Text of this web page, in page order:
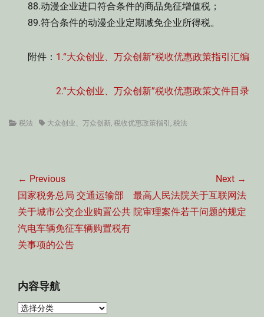
88.动漫企业进口符合条件的商品免征增值税；
89.符合条件的动漫企业定期减免企业所得税。
附件： 1.“大众创业、万众创新”税收优惠政策指引汇编
2.“大众创业、万众创新”税收优惠政策文件目录
Categories
税法 Tags大众创业、万众创新, 税收优惠政策指引 , 税法
章
导
航
← Previous
Previous
post:
国家税务总局 交通运输部
关于城市公交企业购置公共
汽电车辆免征车辆购置税有
关事项的公告
Next →
Next
post:
最高人民法院关于互联网法
院审理案件若干问题的规定
内容导航
内